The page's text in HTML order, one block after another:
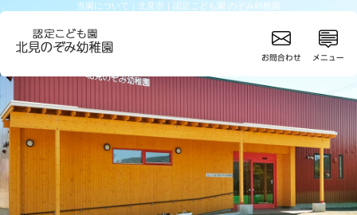
当園について｜北見市｜認定こども園 のぞみ幼稚園
お問合わせ メニュー